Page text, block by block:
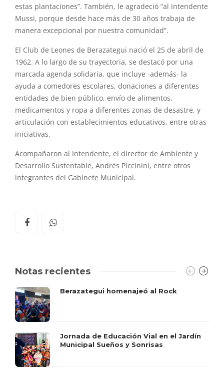
estas plantaciones”. También, le agradeció “al intendente
Mussi, porque desde hace más de 30 años trabaja de
manera excepcional por nuestra comunidad”.
El Club de Leones de Berazategui nació el 25 de abril de
1962. A lo largo de su trayectoria, se destacó por una
marcada agenda solidaria, que incluye -además- la
ayuda a comedores escolares, donaciones a diferentes
entidades de bien público, envío de alimentos,
medicamentos y ropa a diferentes zonas de desastre, y
articulación con establecimientos educativos, entre otras
iniciativas.
Acompañaron al Intendente, el director de Ambiente y
Desarrollo Sustentable, Andrés Piccinini, entre otros
integrantes del Gabinete Municipal.
Notas recientes
Berazategui homenajeó al Rock
Jornada de Educación Vial en el Jardín
Municipal Sueños y Sonrisas